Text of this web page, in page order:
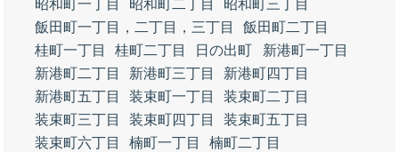
昭和町一丁目 昭和町二丁目
昭和町三丁目
飯田町一丁目，二丁目，三丁目
飯田町二丁目
桂町一丁目
桂町二丁目 日の出町
新港町一丁目
新港町二丁目
新港町三丁目
新港町四丁目
新港町五丁目
装束町一丁目
装束町二丁目
装束町三丁目
装束町四丁目
装束町五丁目
装束町六丁目
楠町一丁目
楠町二丁目